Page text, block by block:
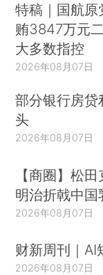
特稿｜国航原
贿3847万元
大多数指控
2026年08月07日
部分银行房贷
头
2026年08月07日
【商圈】松
明治折戟中国
2026年08月07日
财新周刊｜AI
2026年08月07日